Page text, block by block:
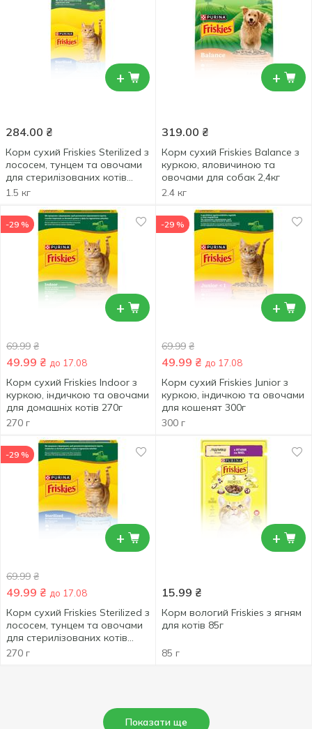
+
284.00 ₴
Корм сухий Friskies Sterilized з
лососем, тунцем та овочами
для стерилізованих котів
1,5кг
1.5 кг
+
319.00 ₴
Корм сухий Friskies Balance з
куркою, яловичиною та
овочами для собак 2,4кг
2.4 кг
+
-29 %
69.99 ₴
49.99 ₴ до 17.08
Корм сухий Friskies Indoor з
куркою, індичкою та овочами
для домашніх котів 270г
270 г
+
-29 %
69.99 ₴
49.99 ₴ до 17.08
Корм сухий Friskies Junior з
куркою, індичкою та овочами
для кошенят 300г
300 г
+
-29 %
69.99 ₴
49.99 ₴ до 17.08
Корм сухий Friskies Sterilized з
лососем, тунцем та овочами
для стерилізованих котів
270г
270 г
+
15.99 ₴
Корм вологий Friskies з ягням
для котів 85г
85 г
Показати ще